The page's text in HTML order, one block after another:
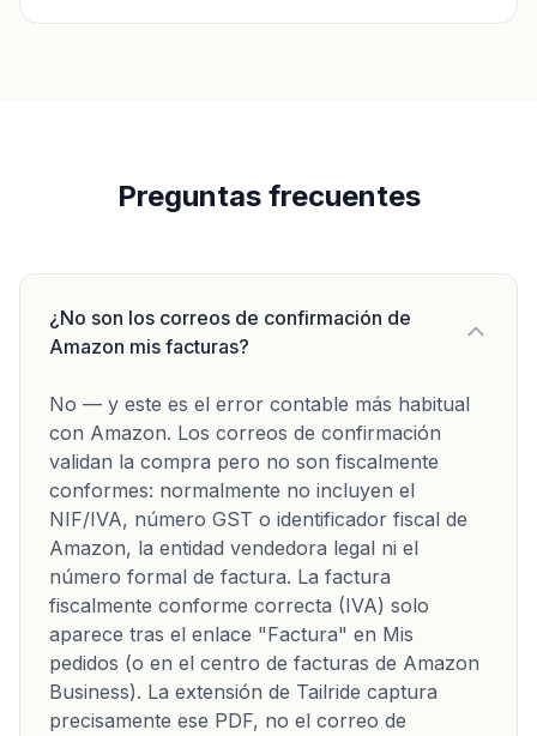
Preguntas frecuentes
¿No son los correos de confirmación de
Amazon mis facturas?
No — y este es el error contable más habitual
con Amazon. Los correos de confirmación
validan la compra pero no son fiscalmente
conformes: normalmente no incluyen el
NIF/IVA, número GST o identificador fiscal de
Amazon, la entidad vendedora legal ni el
número formal de factura. La factura
fiscalmente conforme correcta (IVA) solo
aparece tras el enlace "Factura" en Mis
pedidos (o en el centro de facturas de Amazon
Business). La extensión de Tailride captura
precisamente ese PDF, no el correo de